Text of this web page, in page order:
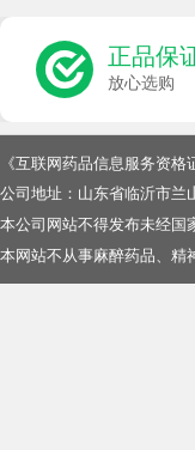
正品保
放心选购
《互联网药品信息服务资
公司地址：山东省临沂市兰
本公司网站不得发布未经国
本网站不从事麻醉药品、精